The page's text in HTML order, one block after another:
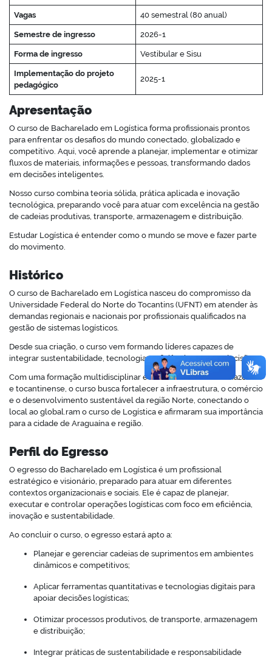
portal
Vagas 40 semestral (80 anual)
Semestre de ingresso 2026-1
Forma de ingresso Vestibular e Sisu
Implementação do projeto
pedagógico
2025-1
Apresentação
O curso de Bacharelado em Logística forma profissionais prontos
para enfrentar os desafios do mundo conectado, globalizado e
competitivo. Aqui, você aprende a planejar, implementar e otimizar
fluxos de materiais, informações e pessoas, transformando dados
em decisões inteligentes.
Nosso curso combina teoria sólida, prática aplicada e inovação
tecnológica, preparando você para atuar com excelência na gestão
de cadeias produtivas, transporte, armazenagem e distribuição.
Estudar Logística é entender como o mundo se move e fazer parte
do movimento.
Histórico
O curso de Bacharelado em Logística nasceu do compromisso da
Universidade Federal do Norte do Tocantins (UFNT) em atender às
demandas regionais e nacionais por profissionais qualificados na
gestão de sistemas logísticos.
Desde sua criação, o curso vem formando líderes capazes de
integrar sustentabilidade, tecnologia e eficiência em suas decisões.
Com uma formação multidisciplinar e voltada à realidade amazônica
e tocantinense, o curso busca fortalecer a infraestrutura, o comércio
e o desenvolvimento sustentável da região Norte, conectando o
local ao global.ram o curso de Logística e afirmaram sua importância
para a cidade de Araguaína e região.
Perfil do Egresso
O egresso do Bacharelado em Logística é um profissional
estratégico e visionário, preparado para atuar em diferentes
contextos organizacionais e sociais. Ele é capaz de planejar,
executar e controlar operações logísticas com foco em eficiência,
inovação e sustentabilidade.
Ao concluir o curso, o egresso estará apto a:
Planejar e gerenciar cadeias de suprimentos em ambientes
dinâmicos e competitivos;
Aplicar ferramentas quantitativas e tecnologias digitais para
apoiar decisões logísticas;
Otimizar processos produtivos, de transporte, armazenagem
e distribuição;
Integrar práticas de sustentabilidade e responsabilidade